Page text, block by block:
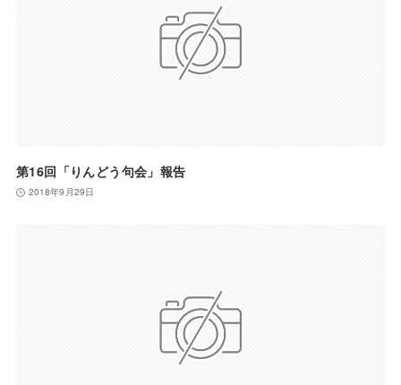
第16回「りんどう句会」報告
2018年9月29日